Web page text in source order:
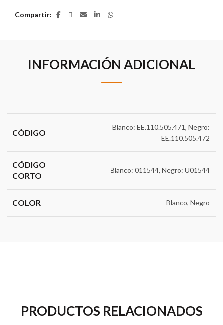
Compartir
INFORMACIÓN ADICIONAL
CÓDIGO
Blanco: EE.110.505.471, Negro:
EE.110.505.472
CÓDIGO
CORTO
Blanco: 011544, Negro: U01544
COLOR Blanco, Negro
PRODUCTOS RELACIONADOS